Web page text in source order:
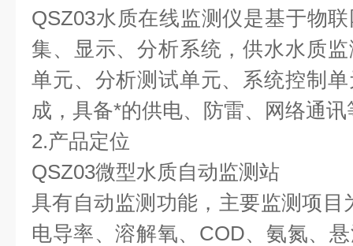
QSZ03水质在线监测仪是基于物
集、显示、分析系统，供水水质
单元、分析测试单元、系统控制
成，具备*的供电、防雷、网络通
2.产品定位
QSZ03微型水质自动监测站
具有自动监测功能，主要监测项目
电导率、溶解氧、COD、氨氮、